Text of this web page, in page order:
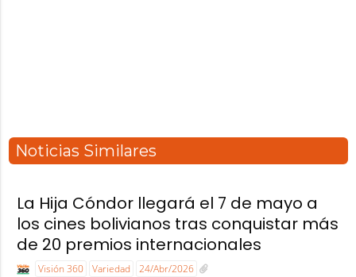
Noticias Similares
La Hija Cóndor llegará el 7 de mayo a
los cines bolivianos tras conquistar más
de 20 premios internacionales
Visión 360 Variedad 24/Abr/2026